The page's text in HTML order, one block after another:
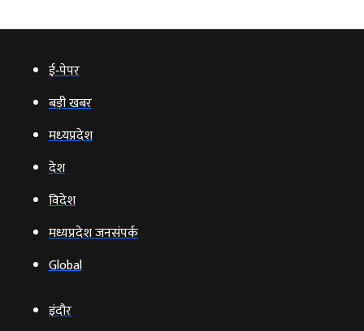
ई‑पेपर
बड़ी खबर
मध्‍यप्रदेश
देश
विदेश
मध्यप्रदेश जनसंपर्क
Global
इंदौर